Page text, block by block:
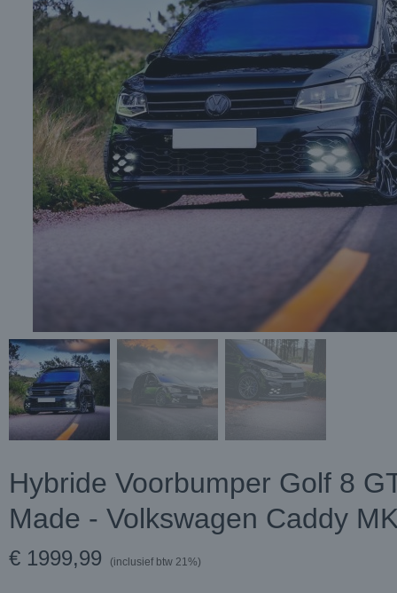
Hybride Voorbumper Golf 8
Made - Volkswagen Caddy
€ 1999,99 (inclusief btw 21%)